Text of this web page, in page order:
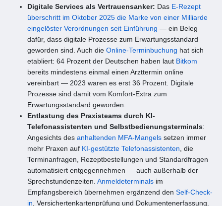
Digitale Services als Vertrauensanker: Das E-Rezept
überschritt im Oktober 2025 die Marke von einer Milliarde
eingelöster Verordnungen seit Einführung — ein Beleg
dafür, dass digitale Prozesse zum Erwartungsstandard
geworden sind. Auch die Online-Terminbuchung hat sich
etabliert: 64 Prozent der Deutschen haben laut Bitkom
bereits mindestens einmal einen Arzttermin online
vereinbart — 2023 waren es erst 36 Prozent. Digitale
Prozesse sind damit vom Komfort-Extra zum
Erwartungsstandard geworden.
Entlastung des Praxisteams durch KI-
Telefonassistenten und Selbstbedienungsterminals:
Angesichts des anhaltenden MFA-Mangels setzen immer
mehr Praxen auf KI-gestützte Telefonassistenten , die
Terminanfragen, Rezeptbestellungen und Standardfragen
automatisiert entgegennehmen — auch außerhalb der
Sprechstundenzeiten. Anmeldeterminals im
Empfangsbereich übernehmen ergänzend den Self-Check-
in , Versichertenkartenprüfung und Dokumentenerfassung.